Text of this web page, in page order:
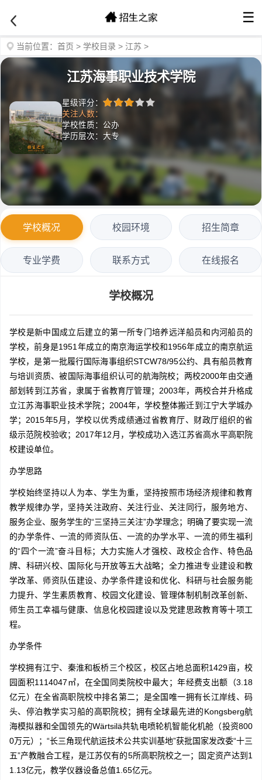
☰
当前位置： 首页 > 学校目录 > 江苏 >
江苏海事职业技术学院
星级评分：
关注人数：
学校性质：公办
学历层次：大专
学校概况 校园环境 招生简章
专业学费 联系方式 在线报名
学校概况
学校是新中国成立后建立的第一所专门培养远洋船员和内河船员的
学校，前身是1951年成立的南京海运学校和1956年成立的南京航运
学校，是第一批履行国际海事组织STCW78/95公约、具有船员教育
与培训资质、被国际海事组织认可的航海院校；两校2000年由交通
部划转到江苏省，隶属于省教育厅管理；2003年，两校合并升格成
立江苏海事职业技术学院；2004年，学校整体搬迁到江宁大学城办
学；2015年5月，学校以优秀成绩通过省教育厅、财政厅组织的省
级示范院校验收；2017年12月，学校成功入选江苏省高水平高职院
校建设单位。
办学思路
学校始终坚持以人为本、学生为重，坚持按照市场经济规律和教育
教学规律办学，坚持关注政府、关注行业、关注同行，服务地方、
服务企业、服务学生的“三坚持三关注”办学理念；明确了要实现一流
的办学条件、一流的师资队伍、一流的办学水平、一流的师生福利
的“四个一流”奋斗目标；大力实施人才强校、政校企合作、特色品
牌、科研兴校、国际化与开放等五大战略；全力推进专业建设和教
学改革、师资队伍建设、办学条件建设和优化、科研与社会服务能
力提升、学生素质教育、校园文化建设、管理体制机制改革创新、
师生员工幸福与健康、信息化校园建设以及党建思政教育等十项工
程。
办学条件
学校拥有江宁、秦淮和板桥三个校区，校区占地总面积1429亩，校
园面积1114047㎡，在全国同类院校中最大；年经费支出额（3.18
亿元）在全省高职院校中排名第二；是全国唯一拥有长江岸线、码
头、停泊教学实习船的高职院校；拥有全球最先进的Kongsberg航
海模拟器和全国领先的Wärtsilä共轨电喷轮机智能化机舱（投资800
0万元）；“长三角现代航运技术公共实训基地”获批国家发改委“十三
五”产教融合工程，是江苏仅有的5所高职院校之一；固定资产达到1
1.13亿元，教学仪器设备总值1.65亿元。